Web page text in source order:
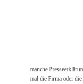
manche
mal die Firma oder